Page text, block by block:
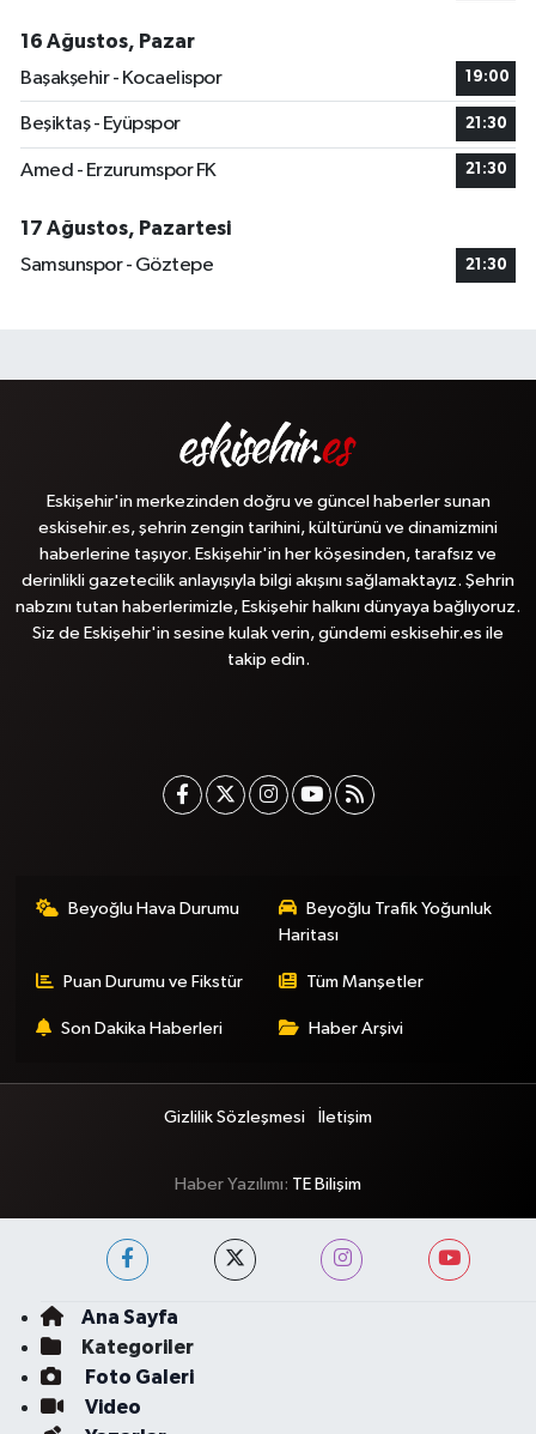
16 Ağustos, Pazar
Başakşehir - Kocaelispor
19:00
Beşiktaş - Eyüpspor 21:30
Amed - Erzurumspor FK 21:30
17 Ağustos, Pazartesi
Samsunspor - Göztepe
21:30
Eskişehir'in merkezinden doğru ve güncel haberler sunan
eskisehir.es, şehrin zengin tarihini, kültürünü ve dinamizmini
haberlerine taşıyor. Eskişehir'in her köşesinden, tarafsız ve
derinlikli gazetecilik anlayışıyla bilgi akışını sağlamaktayız. Şehrin
nabzını tutan haberlerimizle, Eskişehir halkını dünyaya bağlıyoruz.
Siz de Eskişehir'in sesine kulak verin, gündemi eskisehir.es ile
takip edin.
Beyoğlu Hava Durumu
Beyoğlu Trafik Yoğunluk
Haritası
Puan Durumu ve Fikstür Tüm Manşetler
Son Dakika Haberleri Haber Arşivi
Gizlilik Sözleşmesi İletişim
Haber Yazılımı: TE Bilişim
Ana Sayfa
Kategoriler
Foto Galeri
Video